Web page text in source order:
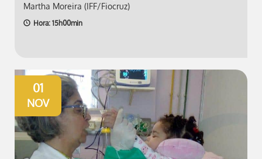
Martha Moreira (IFF/Fiocruz)
Hora: 15h00min
01
NOV